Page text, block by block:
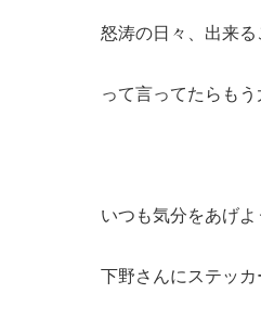
怒涛の日々、出来る
って言ってたらもう
いつも気分をあげよ
下野さんにステッカ